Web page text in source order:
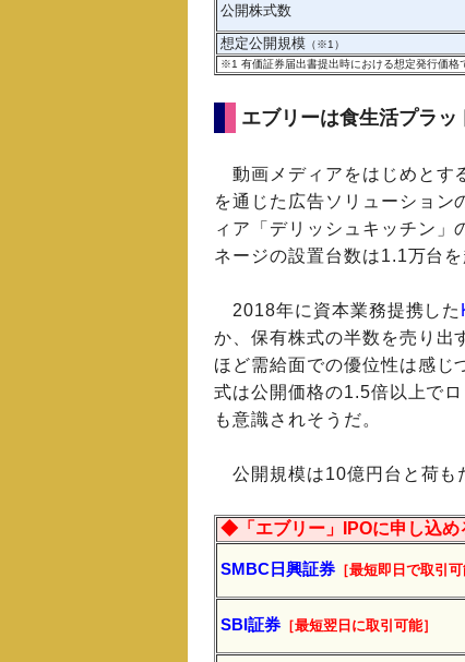
公開株式数
想定公開規模 （※1）
※1 有価証券届出書提出時における想定発行価格
エブリーは食生活プラッ
動画メディアをはじめとす
を通じた広告ソリューショ
ィア「デリッシュキッチン」
ネージの設置台数は1.1万台を
2018年に資本業務提携した
か、保有株式の半数を売り出
ほど需給面での優位性は感じ
式は公開価格の1.5倍以上で
も意識されそうだ。
公開規模は10億円台と荷も
◆「エブリー」IPOに申し込め
SMBC日興証券 ［最短即日で取引可
SBI証券 ［最短翌日に取引可能］